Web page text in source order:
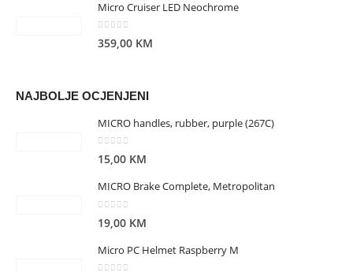
Micro Cruiser LED Neochrome
0out of 5
359,00 KM
NAJBOLJE OCJENJENI
MICRO handles, rubber, purple (267C)
0 out of 5
15,00 KM
MICRO Brake Complete, Metropolitan
19,00 KM
Micro PC Helmet Raspberry M